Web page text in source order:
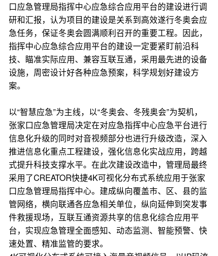
口应急管理局指挥中心应急综合应用平台的建设进行调
研和汇报，认为项目的建设是关系到高效遂行冬奥会应
急任务，保证冬奥会圆满顺利召开的重要工程。因此，
指挥中心应急综合应用平台的建设一定要紧盯前沿科
技、瞄准实际应用、兼容互联互通，采用最先进的设备
设施，周密设计好各种应急预案，科学规划好建设方
案。
以“智慧应急”为主线，以“冬奥会、冬残奥会”为契机，
张家口应急管理局决定在对应急指挥中心应急平台进行
信息化升级的同时对音视频部分也进行升级改造，深入
推进信息化重点工程建设，强化信息化实战应用，跨越
式提升科技支撑水平。在此次建设改造中，管理局最终
采用了CREATOR快捷4K可视化分布式系统应用于张家
口应急管理局指挥中心。建成纵向覆盖市、区、县的监
管网络，横向联通各应急相关单位，纵向延伸到突发事
件救援现场，互联互通资源共享的信息化综合应用平
台，实现应急管理全面感知、动态监测、智能预警、快
速处置、精准监管的要求。